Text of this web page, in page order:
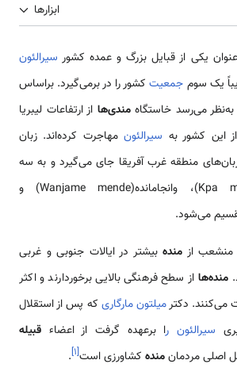
ابزارها
عنوان یکی از قبایل بزرگ و عمده کشور سیرالئون
یک سوم جمعیتکشور را در برمی‌گیرد. براساس
می‌رسد خاستگاهمندی‌ها از ارتفاعات لیبریا
این کشور به سیرالئونمهاجرت کرده‌اند. زبان
منطقه غرب آفریقا جای می‌گیرد و به سه
لهجه: کپامنده(Kpa mende)، وانجامانده(Wanjame mende) و
منشعب از مندهبیشتر در ایالات جنوبی و غربی
منده‌ها از سطح فرهنگی بالایی برخوردارند و اکثر
می‌کنند. دکترمیلتون مارگاری که پس از استقلال
سیرالئون را برعهده گرفت از اعضاء قبیله
منده کشاورزی است[۱]
.